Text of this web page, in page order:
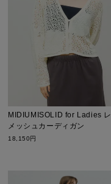
MIDIUMISOLID for Ladies
メッシュカーディガン
18,150円